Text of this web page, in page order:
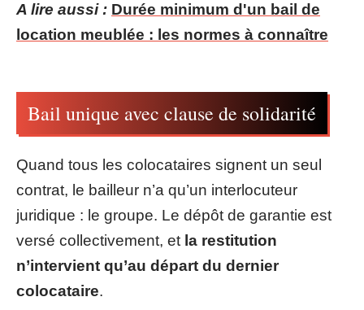
A lire aussi : Durée minimum d'un bail de
location meublée : les normes à connaître
Bail unique avec clause de solidarité
Quand tous les colocataires signent un seul
contrat, le bailleur n’a qu’un interlocuteur
juridique : le groupe. Le dépôt de garantie est
versé collectivement, et la restitution
n’intervient qu’au départ du dernier
colocataire.